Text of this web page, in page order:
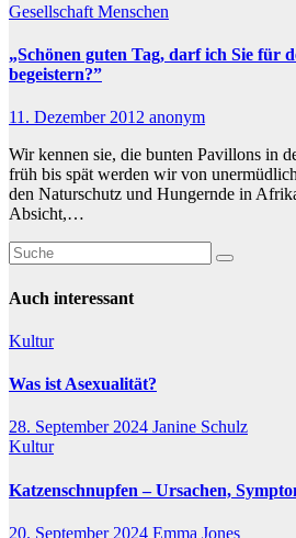
Gesellschaft Menschen
„Schönen guten Tag, darf ich Sie für
begeistern?”
11. Dezember 2012 anonym
Wir kennen sie, die bunten Pavillons in
früh bis spät werden wir von
den Naturschutz und Hungernde in
Absicht,…
Auch interessant
Kultur
Was ist Asexualität?
28. September 2024 Janine Schulz
Kultur
Katzenschnupfen – Ursachen,
20. September 2024 Emma Jones